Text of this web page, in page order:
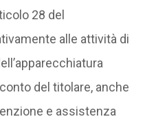
28 del
alle attività di
del titolare, anche
e assistenza